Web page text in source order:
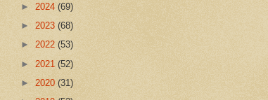
► 2024 (69)
► 2023 (68)
► 2022 (53)
► 2021 (52)
► 2020 (31)